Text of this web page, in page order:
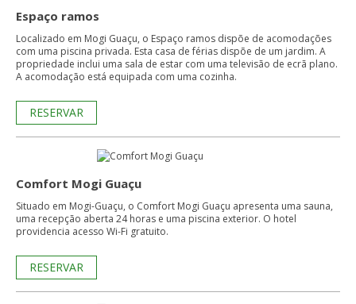
Espaço ramos
Localizado em Mogi Guaçu, o Espaço ramos dispõe de acomodações
com uma piscina privada. Esta casa de férias dispõe de um jardim. A
propriedade inclui uma sala de estar com uma televisão de ecrã plano.
A acomodação está equipada com uma cozinha.
RESERVAR
Comfort Mogi Guaçu
Situado em Mogi-Guaçu, o Comfort Mogi Guaçu apresenta uma sauna,
uma recepção aberta 24 horas e uma piscina exterior. O hotel
providencia acesso Wi-Fi gratuito.
RESERVAR